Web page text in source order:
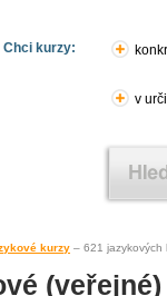
Chci kurzy:
v
kurzy – 621 jazykových